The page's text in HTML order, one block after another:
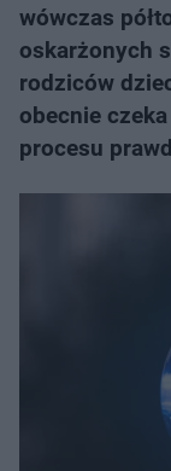
wówczas
oskarżonych
rodziców
obecnie
procesu